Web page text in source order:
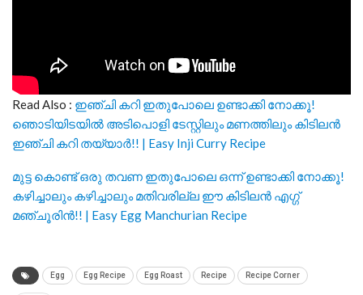
Read Also : ഇഞ്ചി കറി ഇതുപോലെ ഉണ്ടാക്കി നോക്കൂ!
ഞൊടിയിടയിൽ അടിപൊളി ടേസ്റ്റിലും മണത്തിലും കിടിലൻ
ഇഞ്ചി കറി തയ്യാർ!! | Easy Inji Curry Recipe
മുട്ട കൊണ്ട് ഒരു തവണ ഇതുപോലെ ഒന്ന് ഉണ്ടാക്കി നോക്കൂ!
കഴിച്ചാലും കഴിച്ചാലും മതിവരില്ല ഈ കിടിലൻ എഗ്ഗ്
മഞ്ചൂരിൻ!! | Easy Egg Manchurian Recipe
Egg Egg Recipe Egg Roast Recipe Recipe Corner